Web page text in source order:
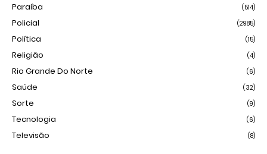
Paraíba (514)
Policial (2985)
Política (15)
Religião (4)
Rio Grande Do Norte (6)
Saúde (32)
Sorte (9)
Tecnologia (6)
Televisão (8)